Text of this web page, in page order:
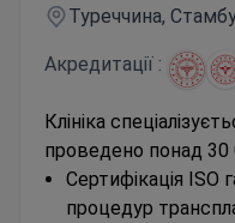
Туреччина,
Акредитації :
Клініка
проведено понад 30
Сертифікація ISO
процедур